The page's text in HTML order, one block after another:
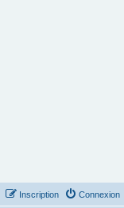
Connexion
Inscription